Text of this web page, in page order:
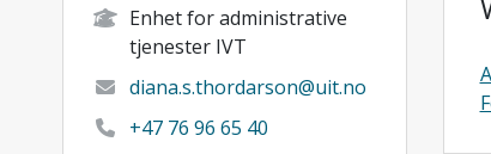
Enhet for administrative
tjenester IVT
diana.s.thordarson@uit.no
+47 76 96 65 40